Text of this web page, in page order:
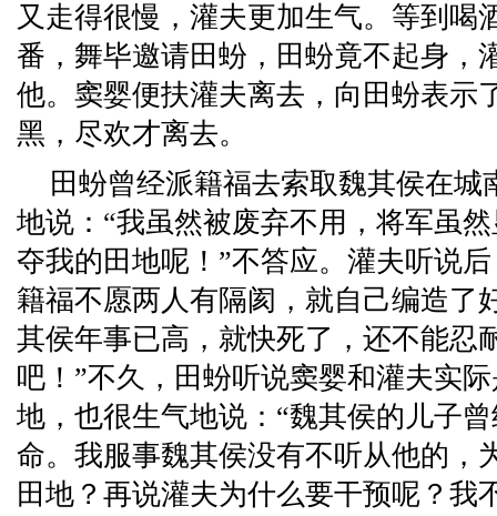
又走得很慢，灌夫更加生气。等到喝
番，舞毕邀请田蚡，田蚡竟不起身，
他。窦婴便扶灌夫离去，向田蚡表示
黑，尽欢才离去。
田蚡曾经派籍福去索取魏其侯在
地说：“我虽然被废弃不用，将军虽
夺我的田地呢！”不答应。灌夫听说
籍福不愿两人有隔阂，就自己编造了
其侯年事已高，就快死了，还不能忍
吧！”不久，田蚡听说窦婴和灌夫实
地，也很生气地说：“魏其侯的儿子
命。我服事魏其侯没有不听从他的，
田地？再说灌夫为什么要干预呢？我